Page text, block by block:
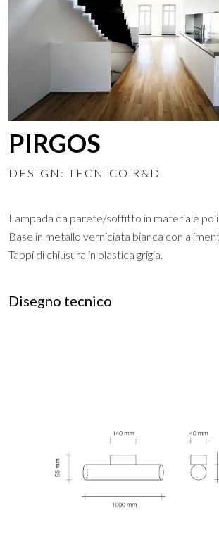
PIRGOS
DESIGN: TECNICO R&D
Lampada da parete/soffitto in materiale
Base in metallo verniciata bianca con
Tappi di chiusura in plastica grigia.
Disegno tecnico